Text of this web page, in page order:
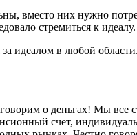
вместо них нужно
стремиться к
идеалом в любой
о деньгах! Мы
счет,